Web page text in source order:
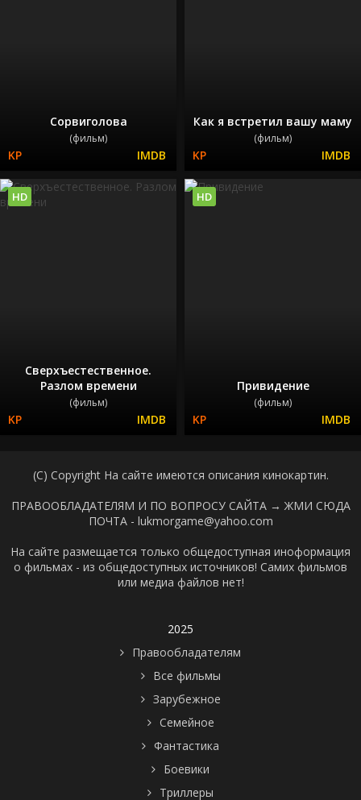
Сорвиголова
(фильм)
Как я встретил вашу маму
(фильм)
Сверхъестественное.
Разлом времени
(фильм)
HD
Привидение
(фильм)
HD
(C) Copyright На сайте имеются описания кинокартин.
ПРАВООБЛАДАТЕЛЯМ И ПО ВОПРОСУ САЙТА → ЖМИ СЮДА
ПОЧТА - lukmorgame@yahoo.com
На сайте размещается только общедоступная иноформация
о фильмах - из общедоступных источников! Самих фильмов
или медиа файлов нет!
2025
Правообладателям
Все фильмы
Зарубежное
Семейное
Фантастика
Боевики
Триллеры